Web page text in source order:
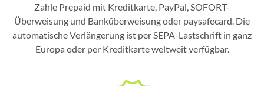
Zahle Prepaid mit Kreditkarte, PayPal, SOFORT-
Überweisung und Banküberweisung oder paysafecard. Die
automatische Verlängerung ist per SEPA-Lastschrift in ganz
Europa oder per Kreditkarte weltweit verfügbar.